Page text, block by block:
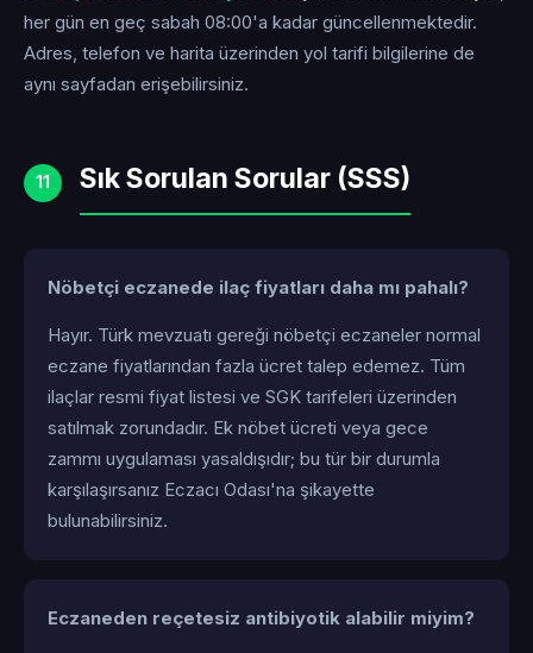
her gün en geç sabah 08:00'a kadar güncellenmektedir.
Adres, telefon ve harita üzerinden yol tarifi bilgilerine de
aynı sayfadan erişebilirsiniz.
11 Sık Sorulan Sorular (SSS)
Nöbetçi eczanede ilaç fiyatları daha mı pahalı?
Hayır. Türk mevzuatı gereği nöbetçi eczaneler normal
eczane fiyatlarından fazla ücret talep edemez. Tüm
ilaçlar resmi fiyat listesi ve SGK tarifeleri üzerinden
satılmak zorundadır. Ek nöbet ücreti veya gece
zammı uygulaması yasaldışıdır; bu tür bir durumla
karşılaşırsanız Eczacı Odası'na şikayette
bulunabilirsiniz.
Eczaneden reçetesiz antibiyotik alabilir miyim?